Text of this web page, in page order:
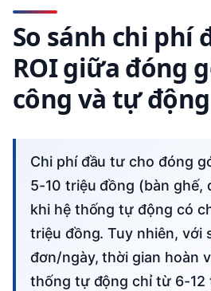
So sánh chi phí
ROI giữa đóng
công và tự động
Chi phí đầu tư cho đóng gói thủ công chỉ từ
5-10 triệu đồng (bàn ghế,
khi hệ thống tự động có
triệu đồng. Tuy nhiên, với
đơn/ngày, thời gian hoàn
thống tự động chỉ từ 6-12